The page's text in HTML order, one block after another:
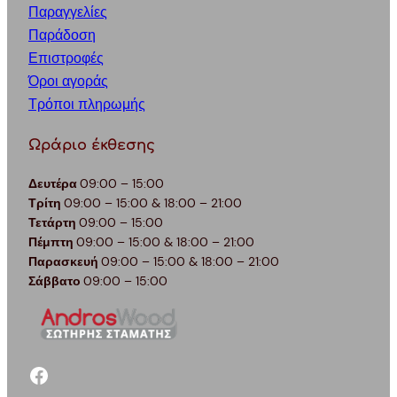
Παραγγελίες
Παράδοση
Επιστροφές
Όροι αγοράς
Τρόποι πληρωμής
Ωράριο έκθεσης
Δευτέρα09:00 – 15:00
Τρίτη 09:00 – 15:00 & 18:00 – 21:00
Τετάρτη 09:00 – 15:00
Πέμπτη 09:00 – 15:00 & 18:00 – 21:00
Παρασκευή 09:00 – 15:00 & 18:00 – 21:00
Σάββατο 09:00 – 15:00
facebook